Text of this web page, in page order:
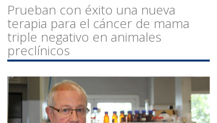
Prueban con éxito una nueva
terapia para el cáncer de mama
triple negativo en animales
preclínicos